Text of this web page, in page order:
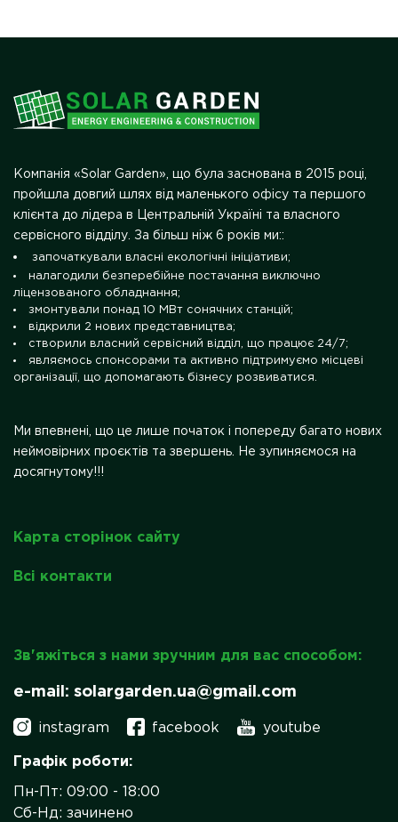
Карта сторінок сайту
Всі контакти
Зв'яжіться з нами зручним для вас способом:
e-mail: solargarden.ua@gmail.com
instagram facebook youtube
Графік роботи:
Пн-Пт: 09:00 - 18:00
Сб-Нд: зачинено
Компанія «Solar Garden», що була заснована в 2015 році,
пройшла довгий шлях від маленького офісу та першого
клієнта до лідера в Центральній Україні та власного
сервісного відділу. За більш ніж 6 років ми::
започаткували власні екологічні ініціативи;
налагодили безперебійне постачання виключно
ліцензованого обладнання;
змонтували понад 10 МВт сонячних станцій;
відкрили 2 нових представництва;
створили власний сервісний відділ, що працює 24/7;
являємось спонсорами та активно підтримуємо місцеві
організації, що допомагають бізнесу розвиватися.
Ми впевнені, що це лише початок і попереду багато нових
неймовірних проєктів та звершень. Не зупиняємося на
досягнутому!!!